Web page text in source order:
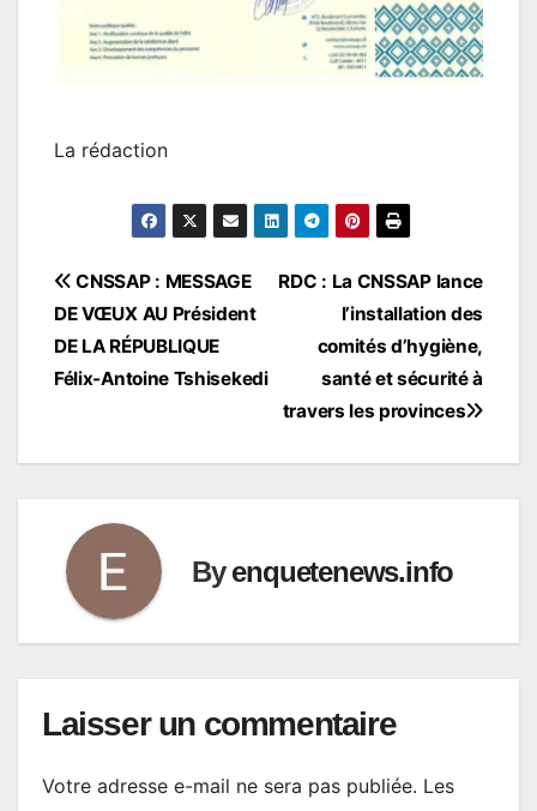
La rédaction
Navigation
de
l’article
RDC : La CNSSAP lance
l’installation des
comités d’hygiène,
santé et sécurité à
travers les provinces
CNSSAP : MESSAGE
DE VŒUX AU Président
DE LA RÉPUBLIQUE
Félix-Antoine Tshisekedi
Byenquetenews.info
Laisser un commentaire
Votre adresse e-mail ne sera pas publiée. Les